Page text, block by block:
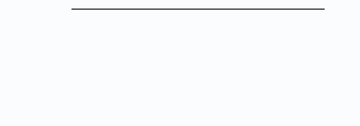
━━━━━━━━━━━━━━━━━━━━━